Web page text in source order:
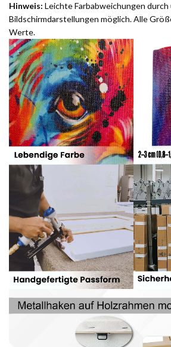
Hinweis: Leichte Farbabweichungen
Bildschirmdarstellungen möglich. Alle
Werte.